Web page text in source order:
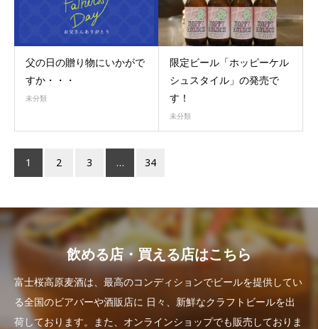
父の日の贈り物にいかがで
すか・・・
未分類
限定ビール「ホッピーケル
シュスタイル」の発売で
す！
未分類
1 2 3 … 34
飲める店・買える店はこちら
富士桜高原麦酒は、最高のコンディションでビールを提供してい
る全国のビアバーや酒販店に 日々、新鮮なクラフトビールを出
荷しております。また、オンラインショップでも販売しておりま